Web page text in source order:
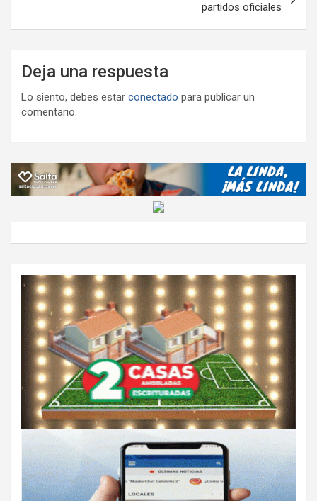
partidos oficiales
Deja una respuesta
Lo siento, debes estar conectado para publicar un
comentario.